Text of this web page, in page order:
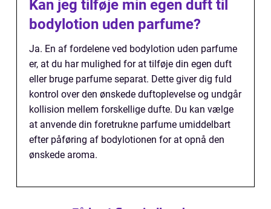
Kan jeg tilføje min egen duft til
bodylotion uden parfume?
Ja. En af fordelene ved bodylotion uden parfume
er, at du har mulighed for at tilføje din egen duft
eller bruge parfume separat. Dette giver dig fuld
kontrol over den ønskede duftoplevelse og undgår
kollision mellem forskellige dufte. Du kan vælge
at anvende din foretrukne parfume umiddelbart
efter påføring af bodylotionen for at opnå den
ønskede aroma.